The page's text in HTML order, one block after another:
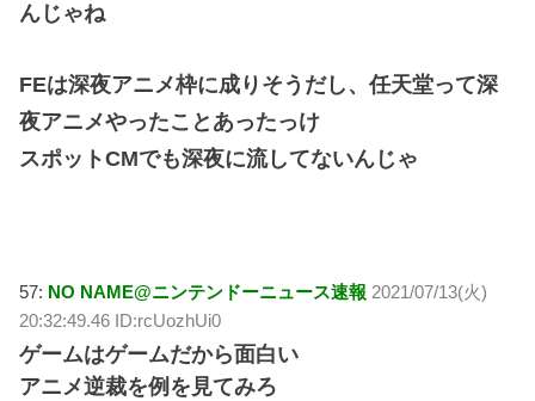
んじゃね
FEは深夜アニメ枠に成りそうだし、任天堂って深
夜アニメやったことあったっけ
スポットCMでも深夜に流してないんじゃ
57: NO NAME@ニンテンドーニュース速報 2021/07/13(火)
20:32:49.46 ID:rcUozhUi0
ゲームはゲームだから面白い
アニメ逆裁を例を見てみろ